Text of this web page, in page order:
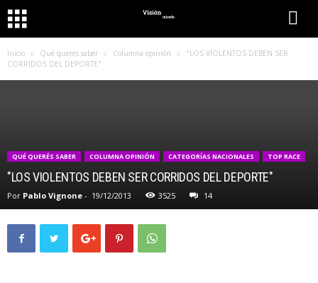
Inicio Qué querés saber Columna opinión
"LOS VIOLENTOS DEBEN SER
CORRIDOS DEL DEPORTE"
QUÉ QUERÉS SABER COLUMNA OPINIÓN CATEGORÍAS NACIONALES TOP RACE
"LOS VIOLENTOS DEBEN SER CORRIDOS DEL DEPORTE"
Por Pablo Vignone - 19/12/2013 3525 14